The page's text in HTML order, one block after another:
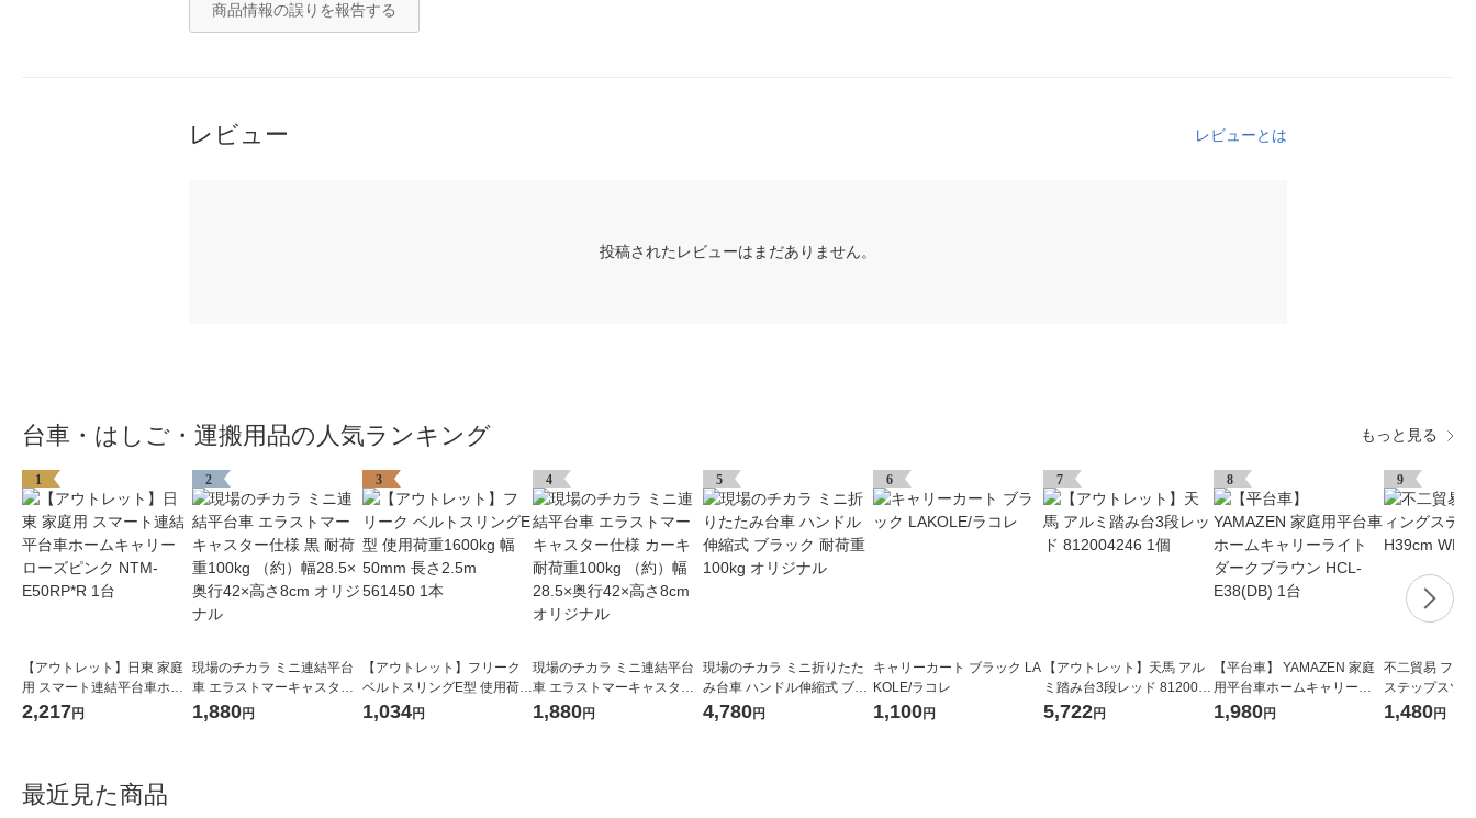
商品情報の誤りを報告する
レビュー レビューとは
投稿されたレビューはまだありません。
台車・はしご・運搬用品の人気ランキング もっと見る
1
【アウトレット】日東 家庭
用 スマート連結平台車ホー
ムキャリー ローズピンク NT
2,217円
2
現場のチカラ ミニ連結平台
車 エラストマーキャスター
仕様 黒 耐荷重100kg （約）
1,880円
3
【アウトレット】フリーク
ベルトスリングE型 使用荷重
1600kg 幅50mm 長さ2.5m 5
1,034円
4
現場のチカラ ミニ連結平台
車 エラストマーキャスター
仕様 カーキ 耐荷重100kg
1,880円
5
現場のチカラ ミニ折りたた
み台車 ハンドル伸縮式 ブラ
ック 耐荷重100kg オリジナ
4,780円
6
キャリーカート ブラック LA
KOLE/ラコレ
1,100円
7
【アウトレット】天馬 アル
ミ踏み台3段レッド 8120042
46 1個
5,722円
8
【平台車】 YAMAZEN 家庭
用平台車ホームキャリーラ
イト ダークブラウン HCL-E
1,980円
9
不二貿易 フォ
ステップスツ
H 86076 1個
1,480円
最近見た商品